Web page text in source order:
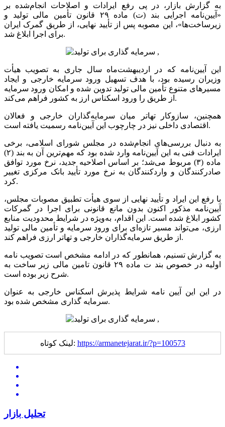
به گزارش بازار، در پی رفع ایرادات و اصلاحات انجام‌شده بر
«آیین‌نامه اجرایی بند (ت) ماده ۲۹ قانون تأمین مالی تولید و
زیرساخت‌ها»، این مصوبه پس از تأیید نهایی، از طریق گمرک ایران
برای اجرا ابلاغ شد.
این آیین‌نامه که در اردیبهشت‌ماه سال جاری به تصویب هیأت
وزیران رسیده بود، با هدف تسهیل ورود سرمایه خارجی و ایجاد
مسیرهای متنوع تأمین مالی تولید تدوین شده و امکان ورود سرمایه
از طریق را ورود اسکناس ارز به کشور فراهم می‌کند.
همچنین، سازوکار تهاتر میان سرمایه‌گذاران خارجی و فعالان
اقتصادی داخلی نیز در چارچوب این آیین‌نامه رسمیت یافته است.
به دنبال بررسی‌های انجام‌شده در مجلس شورای اسلامی، برخی
ایرادات فنی به این آیین‌نامه وارد شده بود که مهم‌ترین آن به بند (۲)
ماده (۳) مربوط می‌شد؛ بر اساس اصلاحیه جدید، نرخ مورد توافق
صادرکنندگان و واردکنندگان به نرخ مورد تأیید بانک مرکزی تغییر
کرد.
با رفع این ایراد و تأیید نهایی از سوی هیأت تطبیق مصوبات مجلس،
آیین‌نامه مذکور اکنون بدون مانع قانونی برای اجرا در گمرکات
کشور ابلاغ شده است. این اقدام، به‌ویژه در شرایط محدودیت منابع
ارزی، می‌تواند مسیر تازه‌ای برای ورود سرمایه و تأمین مالی تولید
از طریق سرمایه‌گذاران خارجی و تهاتر ارزی فراهم کند.
به گزارش تسنیم، همانطور که در ادامه مشخص است تصویب نامه
اولیه در خصوص بند ت ماده ۲۹ قانون تامین مالی زیر ساخت به
شرح زیر بوده است.
در این این آیین نامه شرایط پذیرش اسکناس خارجی به عنوان
سرمایه گذاری مشخص شده بود.
لینک کوتاه: https://armanetejarat.ir/?p=100573
تحلیل بازار